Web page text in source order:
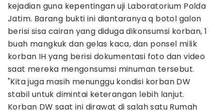
kejadian guna kepentingan uji Laboratorium Polda
Jatim. Barang bukti ini diantaranya q botol galon
berisi sisa cairan yang diduga dikonsumsi korban, 1
buah mangkuk dan gelas kaca, dan ponsel milik
korban IH yang berisi dokumentasi foto dan video
saat mereka mengonsumsi minuman tersebut.
"Kita juga masih menunggu kondisi korban DW
stabil untuk dimintai keterangan lebih lanjut.
Korban DW saat ini dirawat di salah satu Rumah